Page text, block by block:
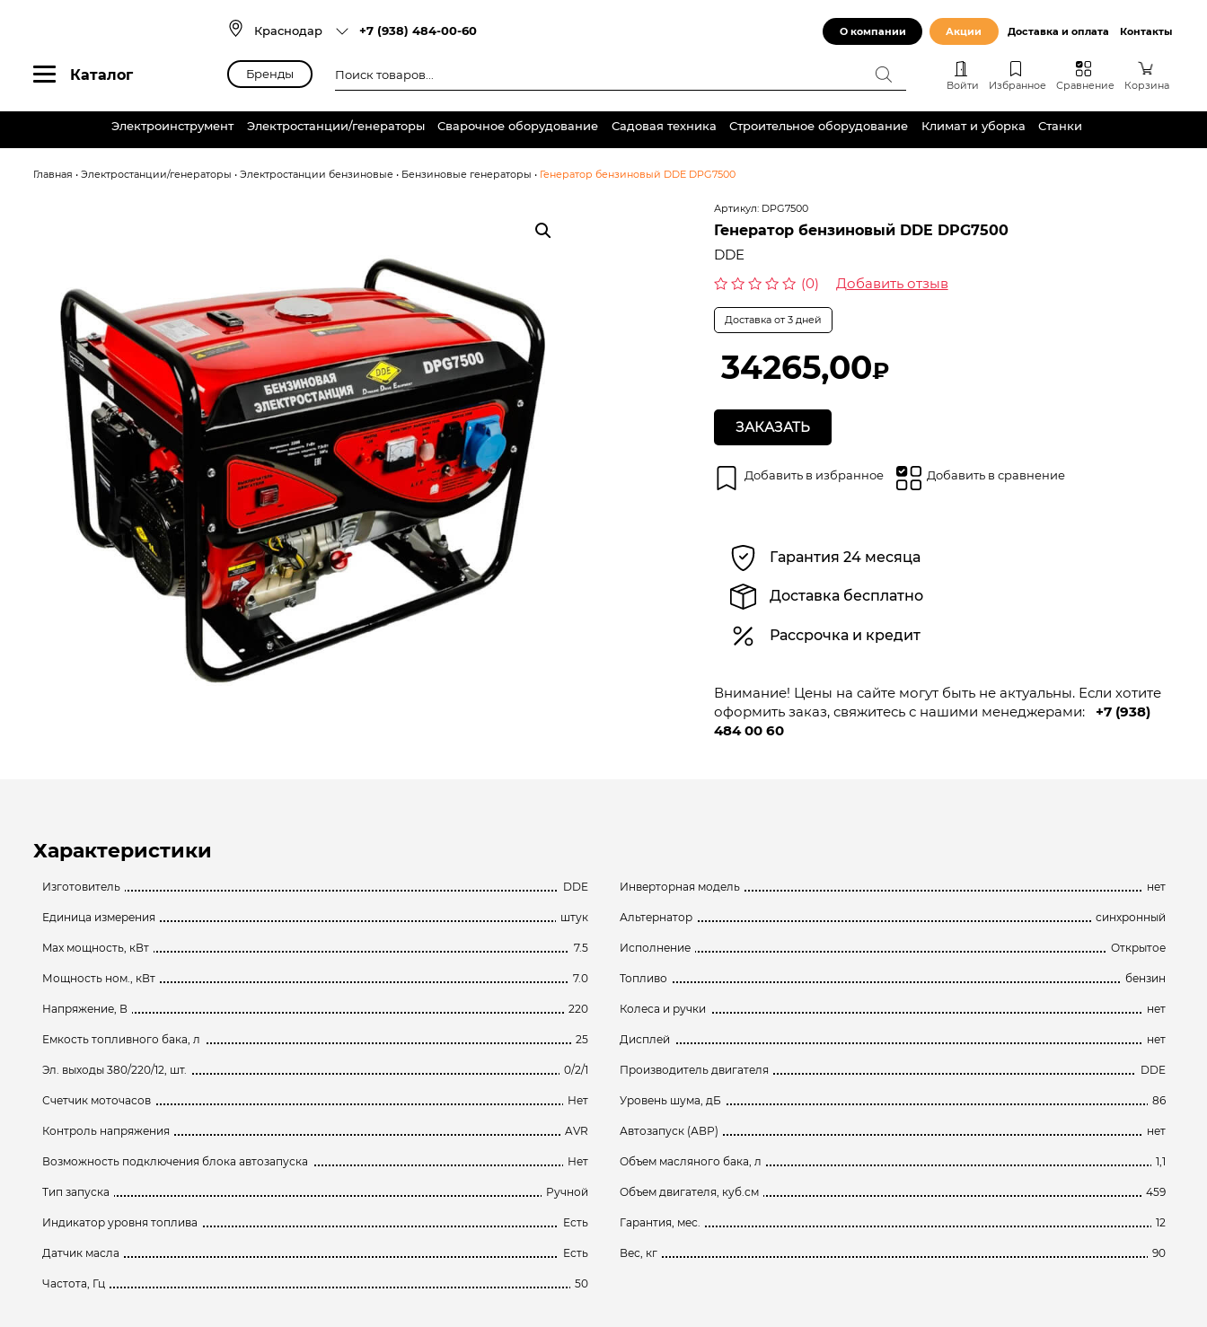
Краснодар +7 (938) 484-00-60 О компании Акции Доставка и оплата Контакты
Каталог Бренды товаров
Войти Избранное Сравнение Корзина
Электроинструмент Электростанции/генераторы Сварочное оборудование Садовая техника Строительное оборудование Климат и уборка Станки
Главная • Электростанции/генераторы • Электростанции бензиновые • Бензиновые генераторы • Генератор бензиновый DDE DPG7500
Артикул: DPG7500
Генератор бензиновый DDE DPG7500
DDE
0
из
(0) Добавить отзыв
Доставка от 3 дней
34265,00₽
ЗАКАЗАТЬ
Добавить в избранное Добавить в сравнение
Гарантия 24 месяца
Доставка бесплатно
Рассрочка и кредит
Внимание! Цены на сайте могут быть не актуальны. Если хотите
оформить заказ, свяжитесь с нашими менеджерами:
+7 (938)
484 00 60
Характеристики
Изготовитель DDE
Единица измерения штук
Max мощность, кВт 7.5
Мощность ном., кВт 7.0
Напряжение, В 220
Емкость топливного бака, л 25
Эл. выходы 380/220/12, шт. 0/2/1
Счетчик моточасов Нет
Контроль напряжения AVR
Возможность подключения блока автозапуска Нет
Тип запуска Ручной
Индикатор уровня топлива Есть
Датчик масла Есть
Частота, Гц 50
Инверторная модель нет
Альтернатор синхронный
Исполнение Открытое
Топливо бензин
Колеса и ручки нет
Дисплей нет
Производитель двигателя DDE
Уровень шума, дБ 86
Автозапуск (АВР) нет
Объем масляного бака, л 1,1
Объем двигателя, куб.см 459
Гарантия, мес. 12
Вес, кг 90